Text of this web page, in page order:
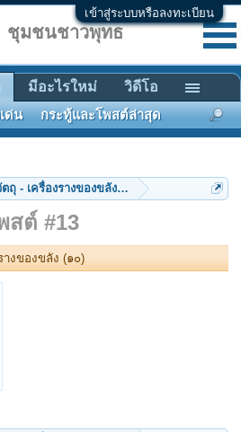
เข้าสู่ระบบหรือลงทะเบียน
ถุ - เครื่องรางของขลัง (๑๐)
สต์ #13
งของขลัง (๑๐)
ชุมชนชาวพุทธ
ด่น กระทู้และโพสต์ล่าสุด
มีอะไรใหม่ วิดีโอ